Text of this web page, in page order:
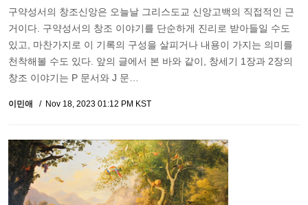
구약성서의 창조신앙은 오늘날 그리스도교 신앙고백의 직접적인 근
거이다. 구약성서의 창조 이야기를 단순하게 진리로 받아들일 수도
있고, 마찬가지로 이 기록의 구성을 살피거나 내용이 가지는 의미를
천착해볼 수도 있다. 앞의 글에서 본 바와 같이, 창세기 1장과 2장의
창조 이야기는 P 문서와 J 문…
이민애 Nov 18, 2023 01:12 PM KST